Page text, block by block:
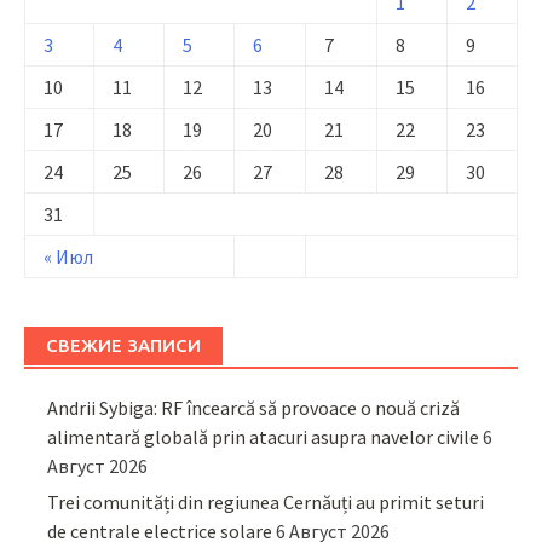
« Июл
3
4 5 6 7 8
9
10
11 12 13 14 15
16
17
18 19 20 21 22
23
24
25 26 27 28 29
30
31
СВЕЖИЕ ЗАПИСИ
Andrii Sybiga: RF încearcă să provoace o nouă criză
alimentară globală prin atacuri asupra navelor civile 6
Август 2026
Trei comunități din regiunea Cernăuți au primit seturi
de centrale electrice solare 6 Август 2026